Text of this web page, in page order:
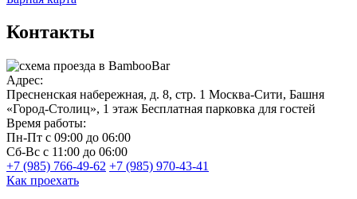
Контакты
Адрес:
Пресненская набережная, д. 8, стр. 1 Москва-Сити, Башня
«Город-Столиц», 1 этаж Бесплатная парковка для гостей
Время работы:
Пн-Пт с 09:00 до 06:00
Сб-Вс с 11:00 до 06:00
+7 (985) 766-49-62 +7 (985) 970-43-41
Как проехать